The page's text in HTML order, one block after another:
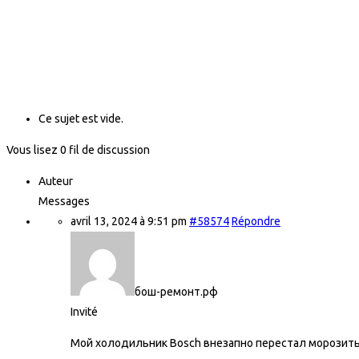
Ce sujet est vide.
Vous lisez 0 fil de discussion
Auteur
Messages
avril 13, 2024 à 9:51 pm #58574Répondre
бош-ремонт.рф
Invité
Мой холодильник Bosch внезапно перестал